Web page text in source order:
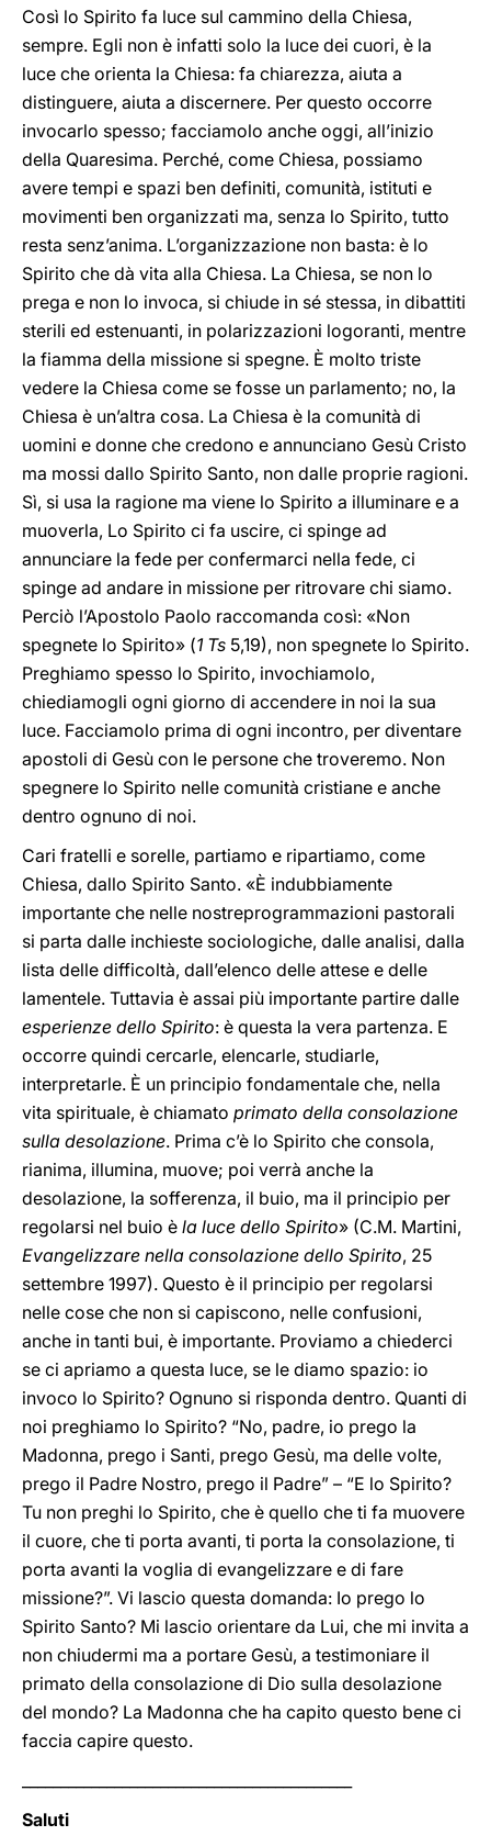
Così lo Spirito fa luce sul cammino della Chiesa,
sempre. Egli non è infatti solo la luce dei cuori, è la
luce che orienta la Chiesa: fa chiarezza, aiuta a
distinguere, aiuta a discernere. Per questo occorre
invocarlo spesso; facciamolo anche oggi, all’inizio
della Quaresima. Perché, come Chiesa, possiamo
avere tempi e spazi ben definiti, comunità, istituti e
movimenti ben organizzati ma, senza lo Spirito, tutto
resta senz’anima. L’organizzazione non basta: è lo
Spirito che dà vita alla Chiesa. La Chiesa, se non lo
prega e non lo invoca, si chiude in sé stessa, in dibattiti
sterili ed estenuanti, in polarizzazioni logoranti, mentre
la fiamma della missione si spegne. È molto triste
vedere la Chiesa come se fosse un parlamento; no, la
Chiesa è un’altra cosa. La Chiesa è la comunità di
uomini e donne che credono e annunciano Gesù Cristo
ma mossi dallo Spirito Santo, non dalle proprie ragioni.
Sì, si usa la ragione ma viene lo Spirito a illuminare e a
muoverla, Lo Spirito ci fa uscire, ci spinge ad
annunciare la fede per confermarci nella fede, ci
spinge ad andare in missione per ritrovare chi siamo.
Perciò l’Apostolo Paolo raccomanda così: «Non
spegnete lo Spirito» (1 Ts 5,19), non spegnete lo Spirito.
Preghiamo spesso lo Spirito, invochiamolo,
chiediamogli ogni giorno di accendere in noi la sua
luce. Facciamolo prima di ogni incontro, per diventare
apostoli di Gesù con le persone che troveremo. Non
spegnere lo Spirito nelle comunità cristiane e anche
dentro ognuno di noi.
Cari fratelli e sorelle, partiamo e ripartiamo, come
Chiesa, dallo Spirito Santo. «È indubbiamente
importante che nelle nostreprogrammazioni pastorali
si parta dalle inchieste sociologiche, dalle analisi, dalla
lista delle difficoltà, dall’elenco delle attese e delle
lamentele. Tuttavia è assai più importante partire dalle
esperienze dello Spirito: è questa la vera partenza. E
occorre quindi cercarle, elencarle, studiarle,
interpretarle. È un principio fondamentale che, nella
vita spirituale, è chiamato primato della consolazione
sulla desolazione. Prima c’è lo Spirito che consola,
rianima, illumina, muove; poi verrà anche la
desolazione, la sofferenza, il buio, ma il principio per
regolarsi nel buio è la luce dello Spirito» (C.M. Martini,
Evangelizzare nella consolazione dello Spirito, 25
settembre 1997). Questo è il principio per regolarsi
nelle cose che non si capiscono, nelle confusioni,
anche in tanti bui, è importante. Proviamo a chiederci
se ci apriamo a questa luce, se le diamo spazio: io
invoco lo Spirito? Ognuno si risponda dentro. Quanti di
noi preghiamo lo Spirito? “No, padre, io prego la
Madonna, prego i Santi, prego Gesù, ma delle volte,
prego il Padre Nostro, prego il Padre” – “E lo Spirito?
Tu non preghi lo Spirito, che è quello che ti fa muovere
il cuore, che ti porta avanti, ti porta la consolazione, ti
porta avanti la voglia di evangelizzare e di fare
missione?”. Vi lascio questa domanda: Io prego lo
Spirito Santo? Mi lascio orientare da Lui, che mi invita a
non chiudermi ma a portare Gesù, a testimoniare il
primato della consolazione di Dio sulla desolazione
del mondo? La Madonna che ha capito questo bene ci
faccia capire questo.
Saluti